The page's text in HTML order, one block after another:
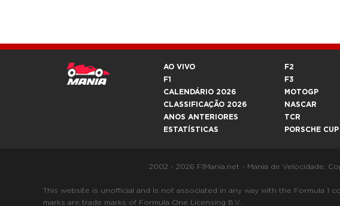
AO VIVO
F1
CALENDÁRIO 2026
CLASSIFICAÇÃO 2026
ANOS ANTERIORES
ESTATÍSTICAS
F2
F3
MOTOGP
NASCAR
TCR
PORSCHE CUP
2002 - 2026 F1Mania.net - Mania de Velocidade.
This website is unofficial and is not associated in any way with the Formula 1
marks are trade marks of Formula One Licensing B.V.